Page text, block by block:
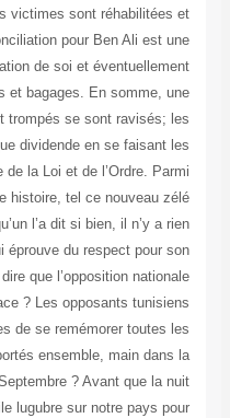
victimes sont réhabilitées et
pour Ben Ali est une
de soi et éventuellement
et bagages. En somme, une
trompés se sont ravisés; les
dividende en se faisant les
la Loi et de l’Ordre. Parmi
histoire, tel ce nouveau zélé
l’a dit si bien, il n’y a rien
éprouve du respect pour son
que l’opposition nationale
? Les opposants tunisiens
de se remémorer toutes les
ensemble, main dans la
? Avant que la nuit
lugubre sur notre pays pour